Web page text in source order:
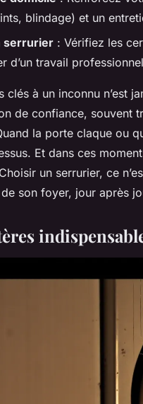
blindage) et un
serrurier : Vérifiez les
d’un travail
clés à un inconnu n’est
de confiance, souvent
la porte claque ou
Et dans ces
un serrurier, ce
son foyer, jour après